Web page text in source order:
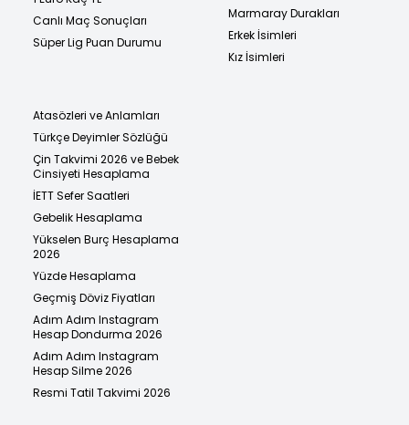
Canlı Maç Sonuçları
Süper Lig Puan Durumu
Marmaray Durakları
Erkek İsimleri
Kız İsimleri
Atasözleri ve Anlamları
Türkçe Deyimler Sözlüğü
Çin Takvimi 2026 ve Bebek
Cinsiyeti Hesaplama
İETT Sefer Saatleri
Gebelik Hesaplama
Yükselen Burç Hesaplama
2026
Yüzde Hesaplama
Geçmiş Döviz Fiyatları
Adım Adım Instagram
Hesap Dondurma 2026
Adım Adım Instagram
Hesap Silme 2026
Resmi Tatil Takvimi 2026